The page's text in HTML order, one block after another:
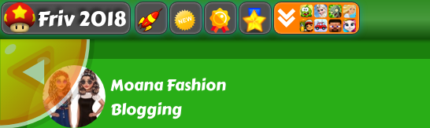
Friv 2018
Moana Fashion
Blogging